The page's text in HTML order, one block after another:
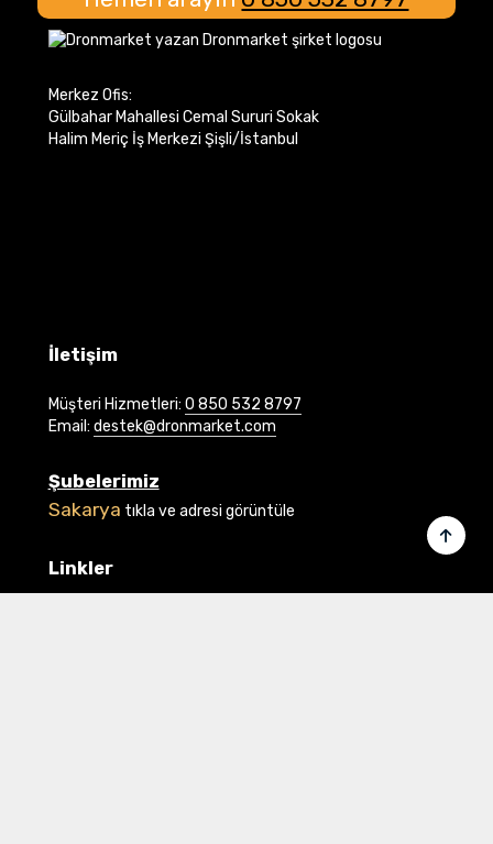
Merkez Ofis:
Gülbahar Mahallesi Cemal Sururi Sokak
Halim Meriç İş Merkezi Şişli/İstanbul
İletişim
Müşteri Hizmetleri: 0 850 532 8797
Email: destek@dronmarket.com
Şubelerimiz
Sakarya tıkla ve adresi görüntüle
Linkler